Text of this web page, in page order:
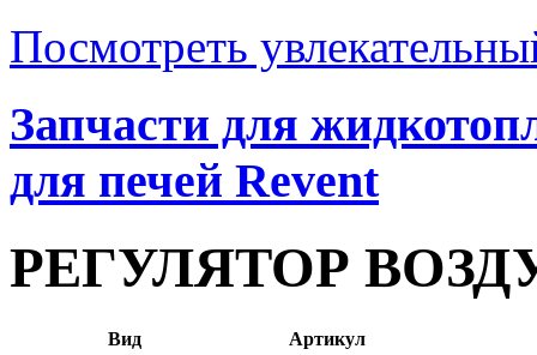
Посмотреть
Запчасти для
для печей Revent
РЕГУЛЯТОР
Вид Артикул